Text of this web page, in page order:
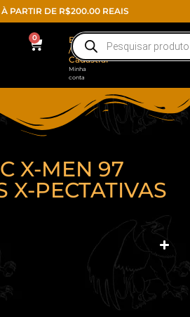
À PARTIR DE R$200.00 REAIS
0
Entrar
/
Cadastrar
Minha
conta
X-MEN 97
X-PECTATIVAS